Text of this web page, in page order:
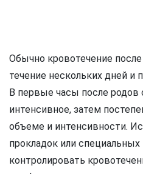
Обычно кровотечение
течение нескольких дней и
В первые часы после родов
интенсивное, затем
объеме и интенсивности.
прокладок или
контролировать